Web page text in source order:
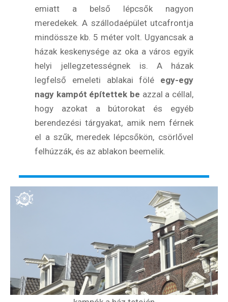
emiatt a belső lépcsők nagyon
meredekek. A szállodaépület utcafrontja
mindössze kb. 5 méter volt. Ugyancsak a
házak keskenysége az oka a város egyik
helyi jellegzetességnek is. A házak
legfelső emeleti ablakai fölé egy-egy
nagy kampót építettek be azzal a céllal,
hogy azokat a bútorokat és egyéb
berendezési tárgyakat, amik nem férnek
el a szűk, meredek lépcsőkön, csörlővel
felhúzzák, és az ablakon beemelik.